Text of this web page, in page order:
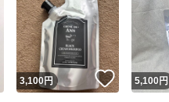
いいね！
3,100円 いいね！
5,100円